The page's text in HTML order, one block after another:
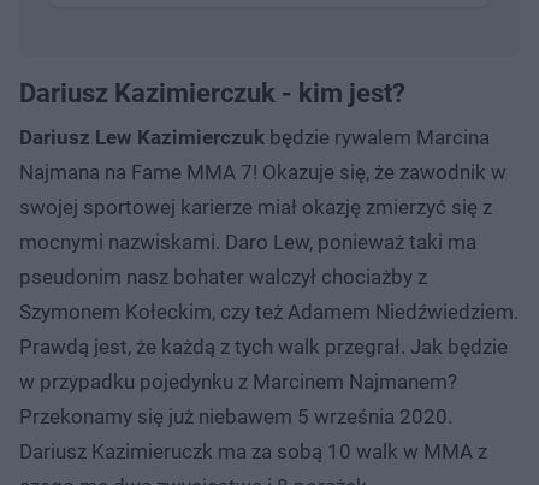
Dariusz Kazimierczuk - kim jest?
Dariusz Lew Kazimierczuk będzie rywalem Marcina
Najmana na Fame MMA 7! Okazuje się, że zawodnik w
swojej sportowej karierze miał okazję zmierzyć się z
mocnymi nazwiskami. Daro Lew, ponieważ taki ma
pseudonim nasz bohater walczył chociażby z
Szymonem Kołeckim, czy też Adamem Niedźwiedziem.
Prawdą jest, że każdą z tych walk przegrał. Jak będzie
w przypadku pojedynku z Marcinem Najmanem?
Przekonamy się już niebawem 5 września 2020.
Dariusz Kazimieruczk ma za sobą 10 walk w MMA z